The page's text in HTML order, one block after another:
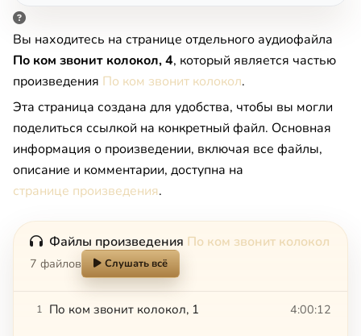
Вы находитесь на странице отдельного аудиофайла
По ком звонит колокол, 4, который является частью
произведения По ком звонит колокол.
Эта страница создана для удобства, чтобы вы могли
поделиться ссылкой на конкретный файл. Основная
информация о произведении, включая все файлы,
описание и комментарии, доступна на
странице произведения.
Файлы произведения По ком звонит колокол
7 файлов Слушать всё
1 По ком звонит колокол, 1 4:00:12